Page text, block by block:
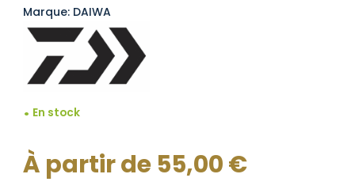
Marque: DAIWA
En stock
À partir de 55,00€